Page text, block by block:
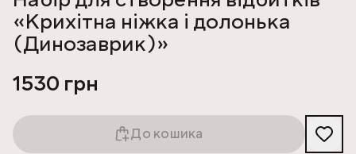
«Крихітна ніжка і долонька
(Динозаврик)»
1530 грн
До кошика